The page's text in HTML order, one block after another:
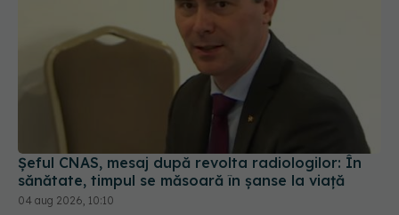
Șeful CNAS, mesaj după revolta radiologilor: În
sănătate, timpul se măsoară în șanse la viață
04 aug 2026, 10:10